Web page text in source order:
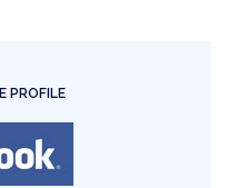
PROFILE